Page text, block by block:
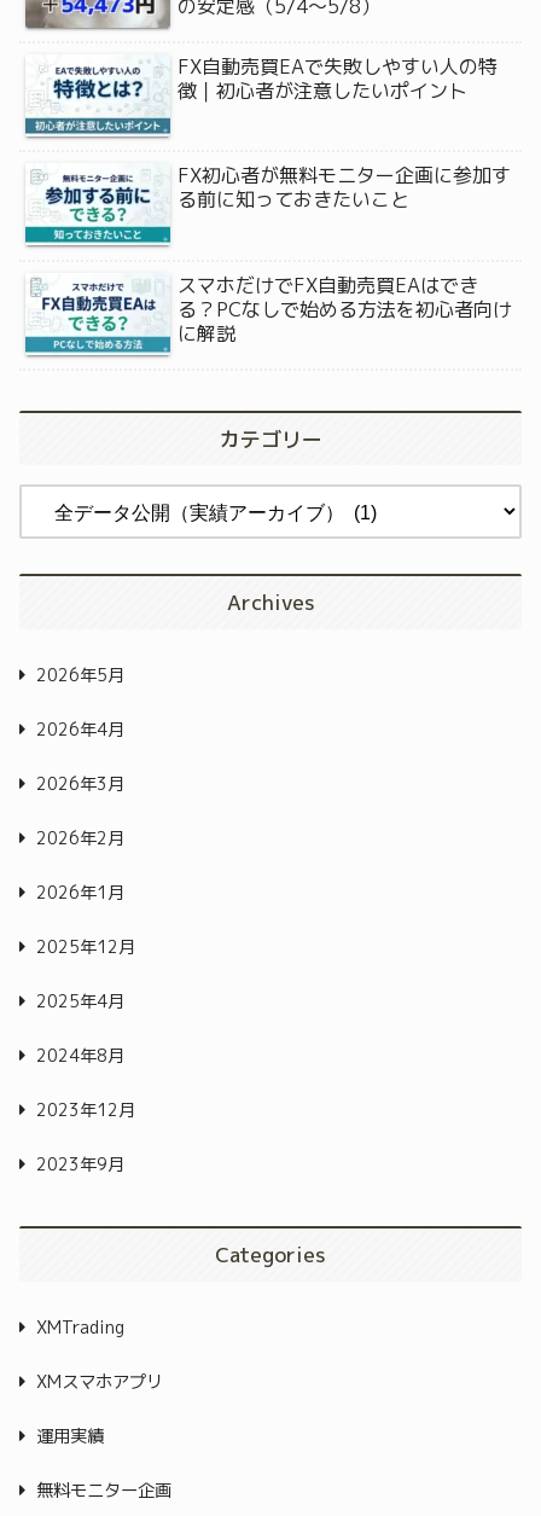
の安定感（5/4〜5/8）
FX自動売買EAで失敗しやすい人の特
徴｜初心者が注意したいポイント
FX初心者が無料モニター企画に参加す
る前に知っておきたいこと
スマホだけでFX自動売買EAはでき
る？PCなしで始める方法を初心者向け
に解説
カテゴリー
Archives
2026年5月
2026年4月
2026年3月
2026年2月
2026年1月
2025年12月
2025年4月
2024年8月
2023年12月
2023年9月
Categories
XMTrading
XMスマホアプリ
運用実績
無料モニター企画